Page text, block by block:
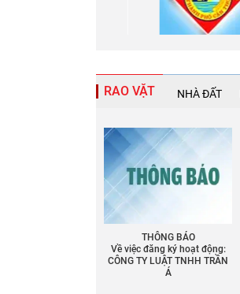
RAO VẶT NHÀ ĐẤT
THÔNG BÁO
Về việc đăng ký hoạt động:
CÔNG TY LUẬT TNHH TRẦN
Á